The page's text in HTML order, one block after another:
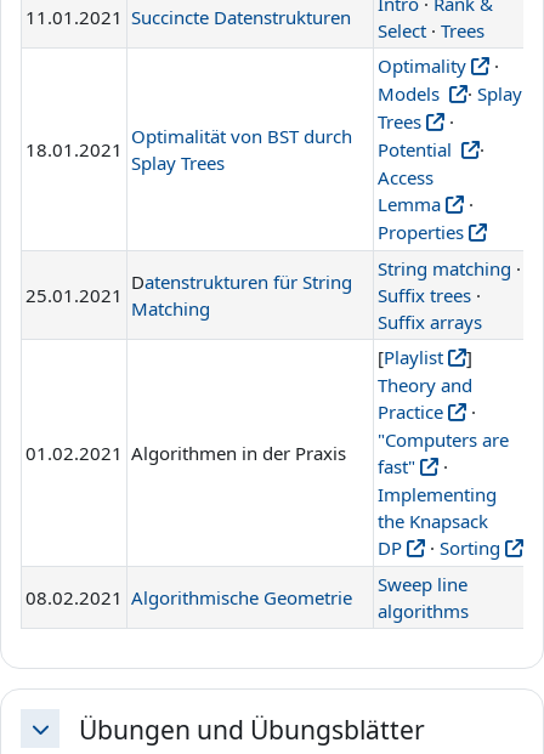
11.01.2021 Succincte Datenstrukturen
Select · Trees
18.01.2021
Optimalität von BST durch
Splay Trees
Optimality
·
Models
· Splay
Trees
·
Potential
·
Access
Lemma
·
Properties
25.01.2021
Datenstrukturen für String
Matching
String matching ·
Suffix trees ·
Suffix arrays
01.02.2021 Algorithmen in der Praxis
[Playlist
]
Theory and
Practice
·
"Computers are
fast"
·
Implementing
the Knapsack
DP
· Sorting
08.02.2021 Algorithmische Geometrie
Sweep line
algorithms
EinklappenÜbungen und Übungsblätter